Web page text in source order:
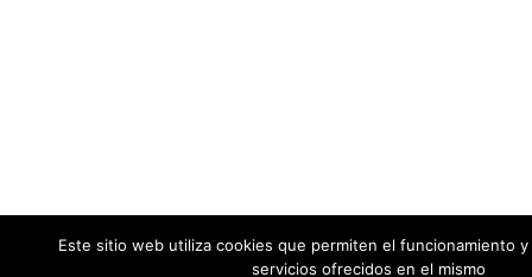
Este sitio web utiliza cookies que permiten el funcionamiento
servicios ofrecidos en el mismo